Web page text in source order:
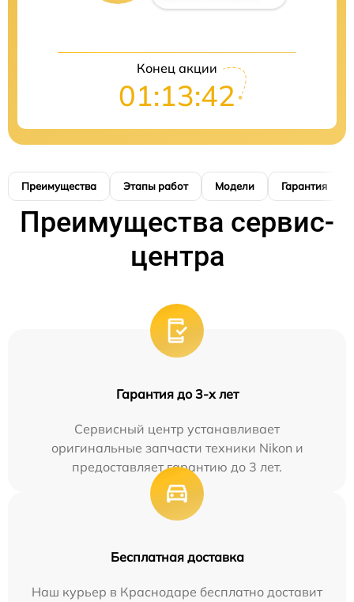
Конец акции
01:13:41
Преимущества Этапы работ Модели Гарантия
Преимущества сервис-
центра
Гарантия до 3-х лет
Сервисный центр устанавливает
оригинальные запчасти техники Nikon и
предоставляет гарантию до 3 лет.
Бесплатная доставка
Наш курьер в Краснодаре бесплатно доставит